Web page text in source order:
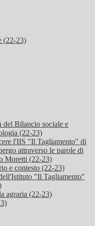
(22-23)
del Bilancio sociale e
(22-23)
l'IIS "Il Tagliamento" di
attraverso le parole di
Moretti (22-23)
e contesto (22-23)
"Il Tagliamento"
agraria (22-23)